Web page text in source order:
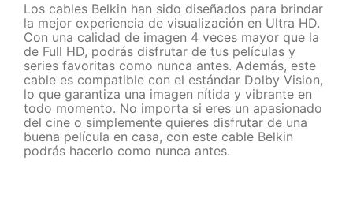
Los cables Belkin han sido diseñados para brindar
la mejor experiencia de visualización en Ultra HD.
Con una calidad de imagen 4 veces mayor que la
de Full HD, podrás disfrutar de tus películas y
series favoritas como nunca antes. Además, este
cable es compatible con el estándar Dolby Vision,
lo que garantiza una imagen nítida y vibrante en
todo momento. No importa si eres un apasionado
del cine o simplemente quieres disfrutar de una
buena película en casa, con este cable Belkin
podrás hacerlo como nunca antes.